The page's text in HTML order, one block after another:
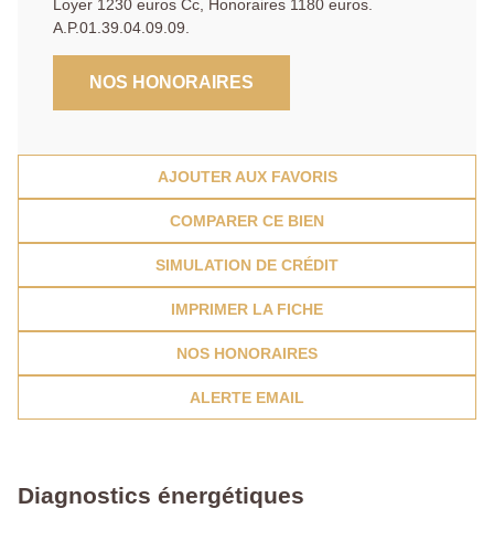
Loyer 1230 euros Cc, Honoraires 1180 euros.
A.P.01.39.04.09.09.
NOS HONORAIRES
AJOUTER AUX FAVORIS
COMPARER CE BIEN
SIMULATION DE CRÉDIT
IMPRIMER LA FICHE
NOS HONORAIRES
ALERTE EMAIL
Diagnostics énergétiques